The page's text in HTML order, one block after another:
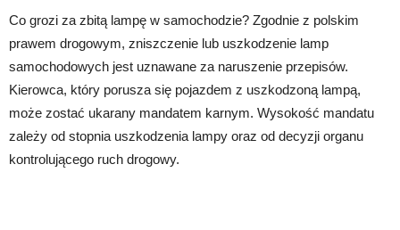
Co grozi za zbitą lampę w samochodzie? Zgodnie z polskim
prawem drogowym, zniszczenie lub uszkodzenie lamp
samochodowych jest uznawane za naruszenie przepisów.
Kierowca, który porusza się pojazdem z uszkodzoną lampą,
może zostać ukarany mandatem karnym. Wysokość mandatu
zależy od stopnia uszkodzenia lampy oraz od decyzji organu
kontrolującego ruch drogowy.